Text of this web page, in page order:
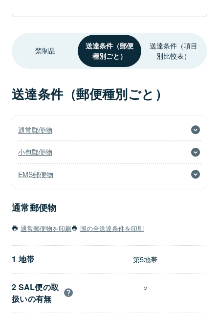
禁制品
送達条件（郵便
種別ごと）
送達条件（項目
別比較表）
送達条件（郵便種別ごと）
通常郵便物
小包郵便物
EMS郵便物
通常郵便物
通常郵便物を印刷 国の全送達条件を印刷
1 地帯 第5地帯
2 SAL便の取
扱いの有無
○